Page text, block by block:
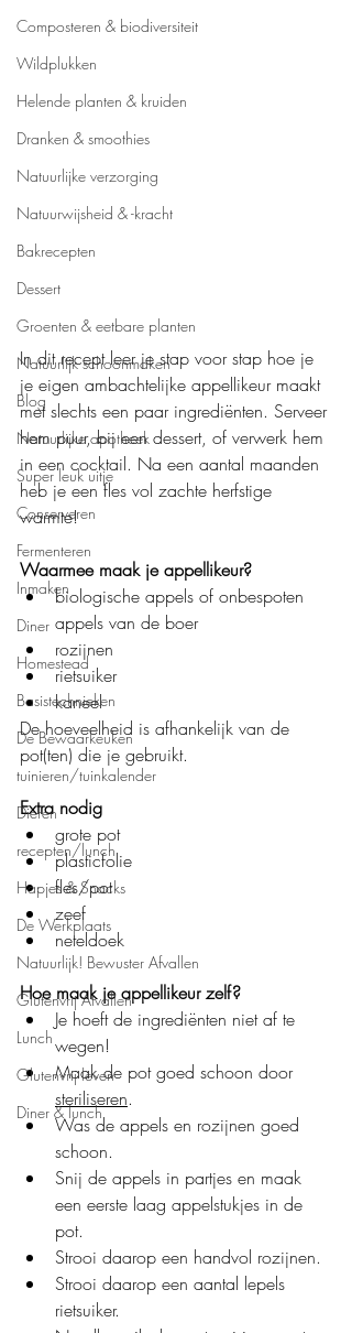
Composteren & biodiversiteit
Wildplukken
Helende planten & kruiden
Dranken & smoothies
Natuurlijke verzorging
Natuurwijsheid & -kracht
Bakrecepten
Dessert
Groenten & eetbare planten
Natuurlijk schoonmaken
Blog
Natuurlijke apotheek
Super leuk uitje
Conserveren
Fermenteren
Inmaken
Diner
Homestead
Basistechnieken
De Bewaarkeuken
tuinieren/tuinkalender
Dieren
recepten/lunch
Hapjes & Snacks
De Werkplaats
Natuurlijk! Bewuster Afvallen
Glutenvrij Afvallen
Lunch
Glutenvrij leven
Diner & lunch
In dit recept leer je stap voor stap hoe je
je eigen ambachtelijke appellikeur maakt
met slechts een paar ingrediënten. Serveer
hem puur, bij een dessert, of verwerk hem
in een cocktail. Na een aantal maanden
heb je een fles vol zachte herfstige
warmte!
Waarmee maak je appellikeur?
biologische appels of onbespoten
appels van de boer
rozijnen
rietsuiker
kaneel
De hoeveelheid is afhankelijk van de
pot(ten) die je gebruikt.
Extra nodig
grote pot
plasticfolie
fles/pot
zeef
neteldoek
Hoe maak je appellikeur zelf?
Je hoeft de ingrediënten niet af te
wegen!
Maak de pot goed schoon door
steriliseren.
Was de appels en rozijnen goed
schoon.
Snij de appels in partjes en maak
een eerste laag appelstukjes in de
pot.
Strooi daarop een handvol rozijnen.
Strooi daarop een aantal lepels
rietsuiker.